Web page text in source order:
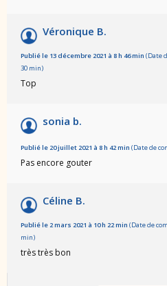
Véronique B.
Publié le 13 décembre 2021 à 8 h 46 min (Date
30 min)
Top
sonia b.
Publié le 20 juillet 2021 à 8 h 42 min (Date de
Pas encore gouter
Céline B.
Publié le 2 mars 2021 à 10 h 22 min (Date de
min)
très très bon